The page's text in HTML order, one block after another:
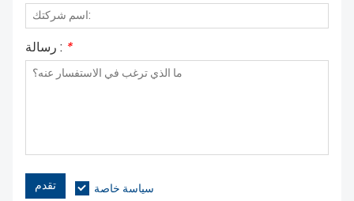
رسالة : *
تقدم سياسة خاصة